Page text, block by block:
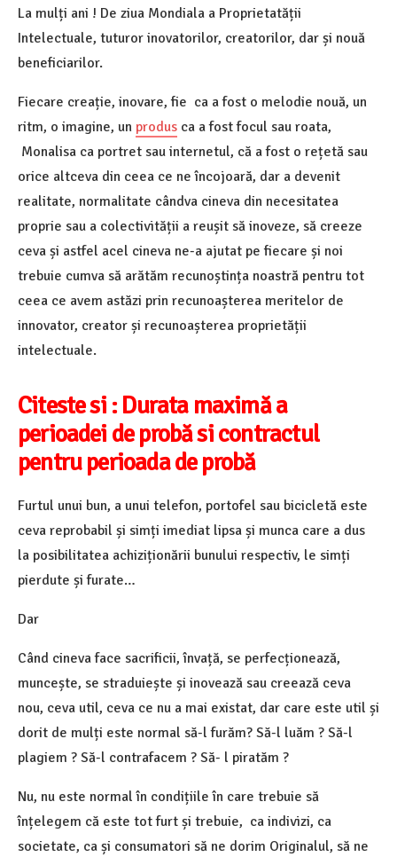
La mulți ani ! De ziua Mondiala a Proprietatății
Intelectuale, tuturor inovatorilor, creatorilor, dar și nouă
beneficiarilor.
Fiecare creație, inovare, fie ca a fost o melodie nouă, un
ritm, o imagine, un produs ca a fost focul sau roata,
Monalisa ca portret sau internetul, că a fost o rețetă sau
orice altceva din ceea ce ne încojoară, dar a devenit
realitate, normalitate cândva cineva din necesitatea
proprie sau a colectivității a reușit să inoveze, să creeze
ceva și astfel acel cineva ne-a ajutat pe fiecare și noi
trebuie cumva să arătăm recunoștința noastră pentru tot
ceea ce avem astăzi prin recunoașterea meritelor de
innovator, creator și recunoașterea proprietății
intelectuale.
Citeste si : Durata maximă a
perioadei de probă si contractul
pentru perioada de probă
Furtul unui bun, a unui telefon, portofel sau bicicletă este
ceva reprobabil și simți imediat lipsa și munca care a dus
la posibilitatea achiziționării bunului respectiv, le simți
pierdute și furate…
Dar
Când cineva face sacrificii, învață, se perfecționează,
muncește, se straduiește și inovează sau creează ceva
nou, ceva util, ceva ce nu a mai existat, dar care este util și
dorit de mulți este normal să-l furăm? Să-l luăm ? Să-l
plagiem ? Să-l contrafacem ? Să- l piratăm ?
Nu, nu este normal în condițiile în care trebuie să
înțelegem că este tot furt și trebuie, ca indivizi, ca
societate, ca și consumatori să ne dorim Originalul, să ne